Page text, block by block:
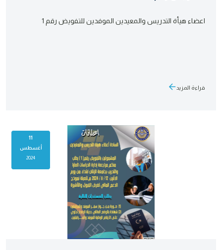
اعضاء هيأة التدريس والمعيدين الموفدين للتفويض رقم 1
قراءة المزيد
11
أغسطس
2024